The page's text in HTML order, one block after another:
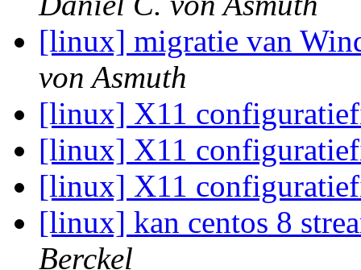
[linux] migratie van
von Asmuth
[linux] X11
[linux] X11
[linux] X11
[linux] kan centos 8
Berckel